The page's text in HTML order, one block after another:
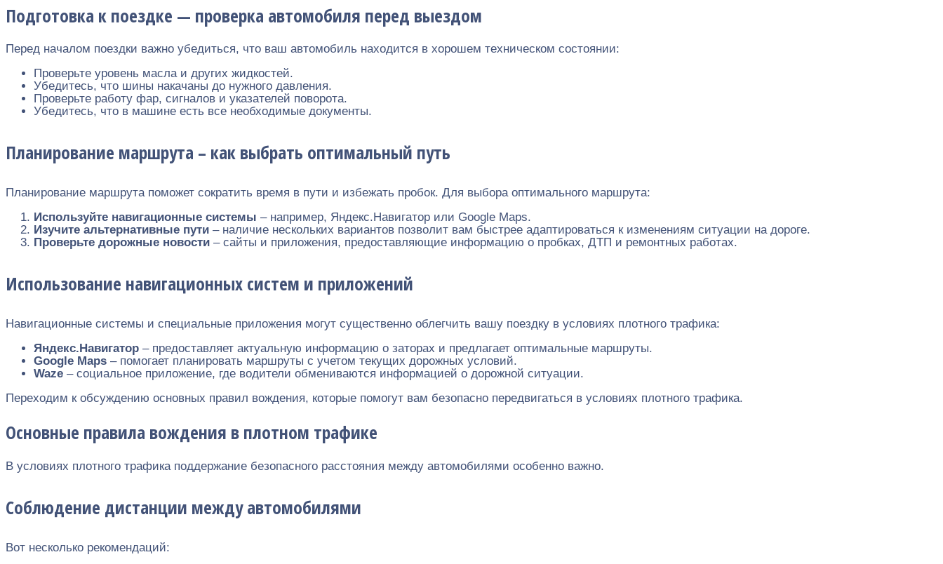
Подготовка к поездке — проверка автомобиля перед выездом
Перед началом поездки важно убедиться, что ваш автомобиль находится в хорошем техническом состоянии:
Проверьте уровень масла и других жидкостей.
Убедитесь, что шины накачаны до нужного давления.
Проверьте работу фар, сигналов и указателей поворота.
Убедитесь, что в машине есть все необходимые документы.
Планирование маршрута – как выбрать оптимальный путь
Планирование маршрута поможет сократить время в пути и избежать пробок. Для выбора оптимального маршрута:
Используйте навигационные системы – например, Яндекс.Навигатор или Google Maps.
Изучите альтернативные пути – наличие нескольких вариантов позволит вам быстрее адаптироваться к изменениям ситуации на дороге.
Проверьте дорожные новости – сайты и приложения, предоставляющие информацию о пробках, ДТП и ремонтных работах.
Использование навигационных систем и приложений
Навигационные системы и специальные приложения могут существенно облегчить вашу поездку в условиях плотного трафика:
Яндекс.Навигатор – предоставляет актуальную информацию о заторах и предлагает оптимальные маршруты.
Google Maps – помогает планировать маршруты с учетом текущих дорожных условий.
Waze – социальное приложение, где водители обмениваются информацией о дорожной ситуации.
Переходим к обсуждению основных правил вождения, которые помогут вам безопасно передвигаться в условиях плотного трафика.
Основные правила вождения в плотном трафике
В условиях плотного трафика поддержание безопасного расстояния между автомобилями особенно важно.
Соблюдение дистанции между автомобилями
Вот несколько рекомендаций: